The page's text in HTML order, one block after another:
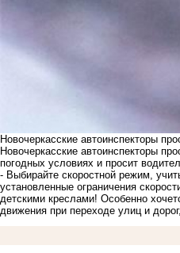
Новочеркасские автоинспекторы
Новочеркасские автоинспекторы
погодных условиях и просит
- Выбирайте скоростной режим,
установленные ограничения
детскими креслами! Особенно
движения при переходе улиц и